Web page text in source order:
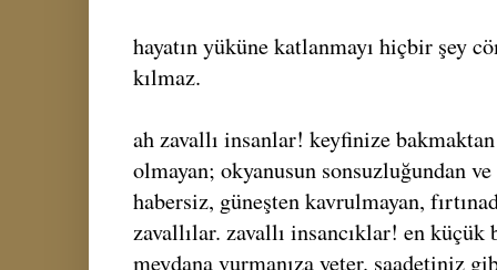
hayatın yüküne katlanmayı hiçbir şey
kılmaz.
ah zavallı insanlar! keyfinize
olmayan; okyanusun sonsuzluğundan
habersiz, güneşten kavrulmayan,
zavallılar. zavallı insancıklar! en
meydana vurmanıza yeter. saadetiniz